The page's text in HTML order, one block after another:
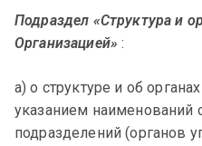
Подраздел «Структура и
Организацией» :
а) о структуре и об
указанием наименований
подразделений (органов